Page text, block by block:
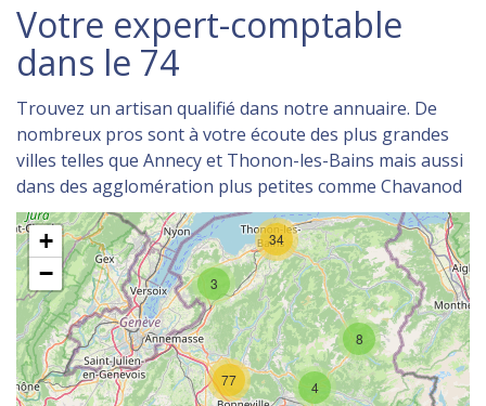
Votre expert-comptable
dans le 74
Trouvez un artisan qualifié dans notre annuaire. De
nombreux pros sont à votre écoute des plus grandes
villes telles que Annecy et Thonon-les-Bains mais aussi
dans des agglomération plus petites comme Chavanod
4
77
3
8
34
+
−